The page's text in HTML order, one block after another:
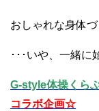
おしゃれな身体
･･･いや、一緒に
G-style体操くら
コラボ企画☆